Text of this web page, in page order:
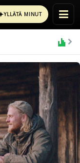
YLLÄTÄ MINUT